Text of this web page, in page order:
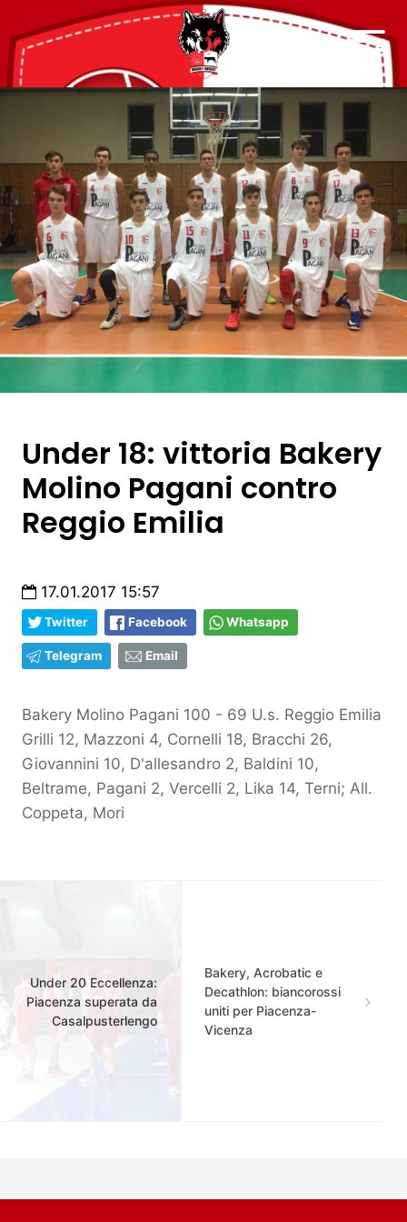
Under 18: vittoria Bakery
Molino Pagani contro
Reggio Emilia
17.01.2017 15:57
Twitter Facebook Whatsapp
Telegram Email
Bakery Molino Pagani 100 - 69 U.s. Reggio Emilia
Grilli 12, Mazzoni 4, Cornelli 18, Bracchi 26,
Giovannini 10, D'allesandro 2, Baldini 10,
Beltrame, Pagani 2, Vercelli 2, Lika 14, Terni; All.
Coppeta, Mori
Under 20 Eccellenza:
Piacenza superata da
Casalpusterlengo
Bakery, Acrobatic e
Decathlon: biancorossi
uniti per Piacenza-
Vicenza